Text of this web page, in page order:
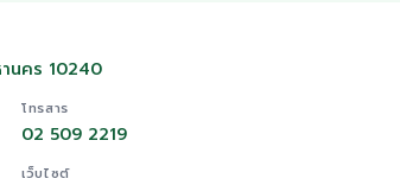
นคร 10240
โทรสาร
02 509 2219
เว็บไซต์